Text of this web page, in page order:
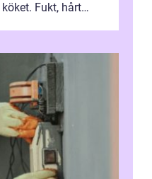
Fukt, hårt